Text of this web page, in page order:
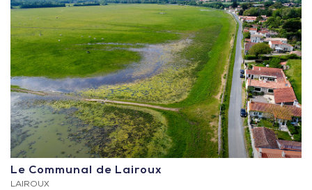
Le Communal de Lairoux
LAIROUX